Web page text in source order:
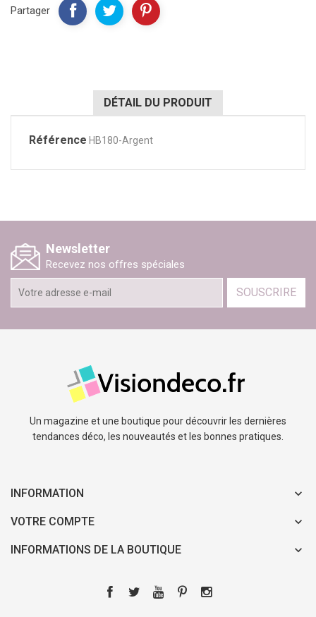
Partager
DÉTAIL DU PRODUIT
Référence HB180-Argent
Newsletter
Recevez nos offres spéciales
SOUSCRIRE
Un magazine et une boutique pour découvrir les dernières
tendances déco, les nouveautés et les bonnes pratiques.
INFORMATION
VOTRE COMPTE
INFORMATIONS DE LA BOUTIQUE